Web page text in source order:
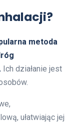
metoda
Ich działanie jest
ułatwiając jej